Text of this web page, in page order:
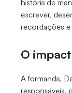
história de
escrever,
recordações e
O
A formanda,
responsáveis,